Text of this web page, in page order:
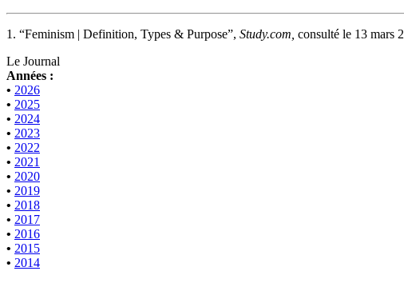
1. “Feminism | Definition, Types & Purpose”, Study.com, consulté le 13 mars
Le Journal
Années :
• 2026
• 2025
• 2024
• 2023
• 2022
• 2021
• 2020
• 2019
• 2018
• 2017
• 2016
• 2015
• 2014